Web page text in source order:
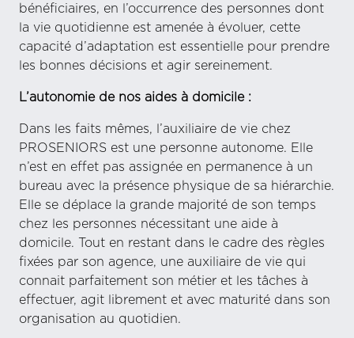
bénéficiaires, en l’occurrence des personnes dont
la vie quotidienne est amenée à évoluer, cette
capacité d’adaptation est essentielle pour prendre
les bonnes décisions et agir sereinement.
L’autonomie de nos aides à domicile :
Dans les faits mêmes, l’auxiliaire de vie chez
PROSENIORS est une personne autonome. Elle
n’est en effet pas assignée en permanence à un
bureau avec la présence physique de sa hiérarchie.
Elle se déplace la grande majorité de son temps
chez les personnes nécessitant une aide à
domicile. Tout en restant dans le cadre des règles
fixées par son agence, une auxiliaire de vie qui
connait parfaitement son métier et les tâches à
effectuer, agit librement et avec maturité dans son
organisation au quotidien.